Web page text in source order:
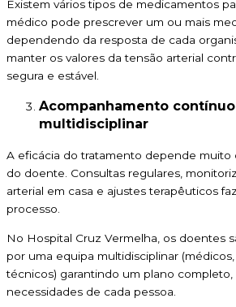
Existem vários tipos de medicamentos
médico pode prescrever um ou mais
dependendo da resposta de cada
manter os valores da tensão arterial
segura e estável.
Acompanhamento
multidisciplinar
A eficácia do tratamento depende muito
do doente. Consultas regulares,
arterial em casa e ajustes terapêuticos
processo.
No Hospital Cruz Vermelha, os doentes
por uma equipa multidisciplinar
técnicos) garantindo um plano completo,
necessidades de cada pessoa.